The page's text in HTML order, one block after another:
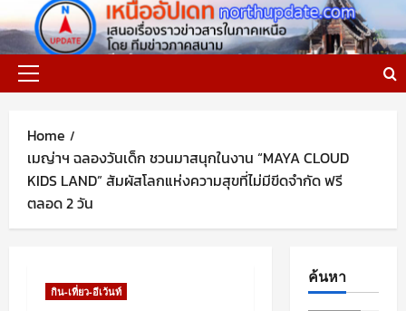
to
content
Primary
Home
เมญ่าฯ ฉลองวันเด็ก ชวนมาสนุกในงาน “MAYA CLOUD
KIDS LAND” สัมผัสโลกแห่งความสุขที่ไม่มีขีดจำกัด ฟรี
ตลอด 2 วัน
กิน-เที่ยว-อีเว้นท์
ค้นหา